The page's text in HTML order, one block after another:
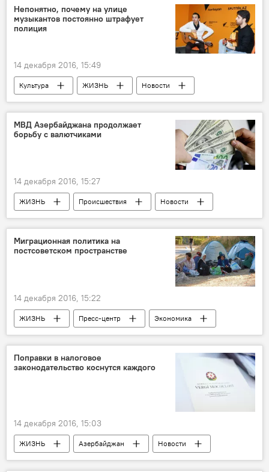
Иран
Игорь Панкратенко
Визит
Непонятно, почему на улице
музыкантов постоянно штрафует
полиция
14 декабря 2016, 15:49
Культура ЖИЗНЬ
Новости
Баку
Джавид Алекперли
Эльнур Фаттахов
Полиция
Музыкант
Гитара
МВД Азербайджана продолжает
борьбу с валютчиками
14 декабря 2016, 15:27
ЖИЗНЬ Происшествия
Новости
Экономика
Баку
Сумгайыт
Главное управление по борьбе с организованной преступностью МВД АР
Валютчики
Черный рынок
Штрафы
Миграционная политика на
постсоветском пространстве
14 декабря 2016, 15:22
ЖИЗНЬ Пресс-центр
Экономика
Баку
Азер Аллахверанов
Международный пресс-центр Sputnik
Поправки в налоговое
законодательство коснутся каждого
14 декабря 2016, 15:03
ЖИЗНЬ Азербайджан
Новости
Экономика
Алекпер Мамедов